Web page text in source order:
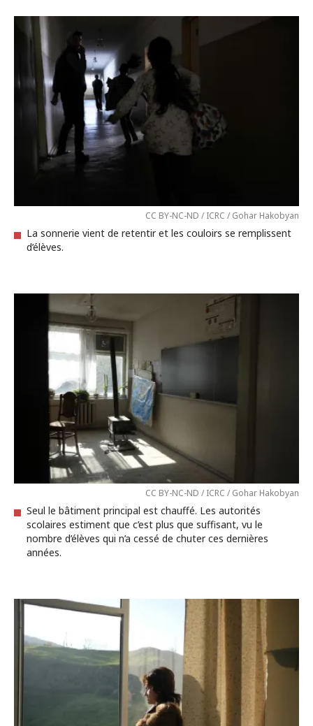
CC BY-NC-ND / ICRC / Gohar Hakobyan
La sonnerie vient de retentir et les couloirs se remplissent
d’élèves.
CC BY-NC-ND / ICRC / Gohar Hakobyan
Seul le bâtiment principal est chauffé. Les autorités
scolaires estiment que c’est plus que suffisant, vu le
nombre d’élèves qui n’a cessé de chuter ces dernières
années.